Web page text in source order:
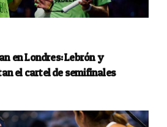
en Londres: Lebrón y
el cartel de semifinales